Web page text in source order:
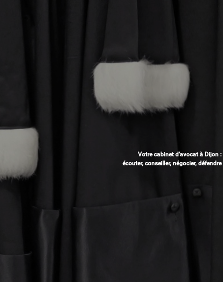
Votre cabinet d'avocat à Dijon :
écouter, conseiller, négocier, défendre